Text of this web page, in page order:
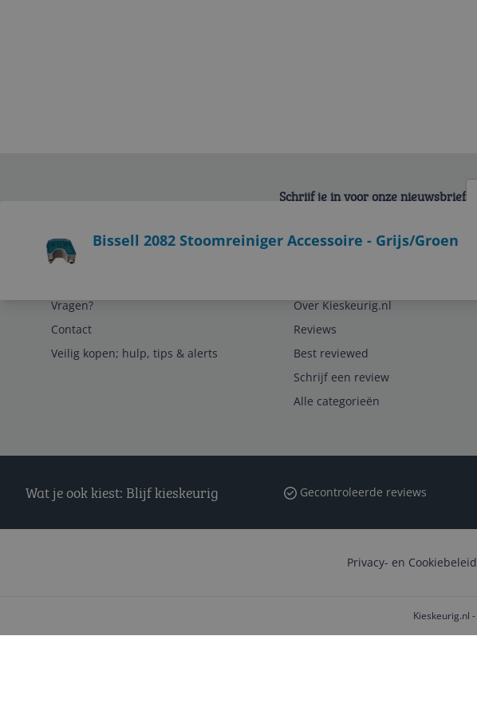
Bissell 2082 Stoomreiniger Accessoire - Grijs/Groen
Schrijf je in voor onze nieuwsbrief
Vragen?
Contact
Veilig kopen; hulp, tips & alerts
Over Kieskeurig.nl
Reviews
Best reviewed
Schrijf een review
Alle categorieën
Wat je ook kiest: Blijf kieskeurig Gecontroleerde reviews
Privacy- en Cookiebeleid
Kieskeurig.nl